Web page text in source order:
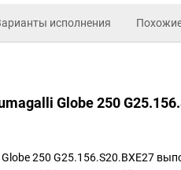
исполнения
Globe 250
250 G25.156.S20.BXE27